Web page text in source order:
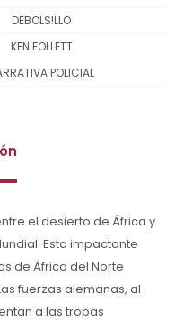
DEBOLS!LLO
KEN FOLLETT
POLICIAL
el desierto de África y
Esta impactante
de África del Norte
fuerzas alemanas, al
a las tropas